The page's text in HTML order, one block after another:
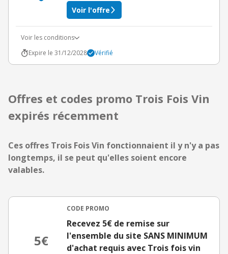
Voir l'offre
Voir les conditions
Expire le 31/12/2028
Vérifié
Offres et codes promo Trois Fois Vin
expirés récemment
Ces offres Trois Fois Vin fonctionnaient il y n'y a pas
longtemps, il se peut qu'elles soient encore
valables.
5€
CODE PROMO
Recevez 5€ de remise sur
l'ensemble du site SANS MINIMUM
d'achat requis avec Trois fois vin